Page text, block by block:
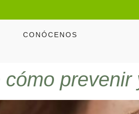
CONÓCENOS
cómo